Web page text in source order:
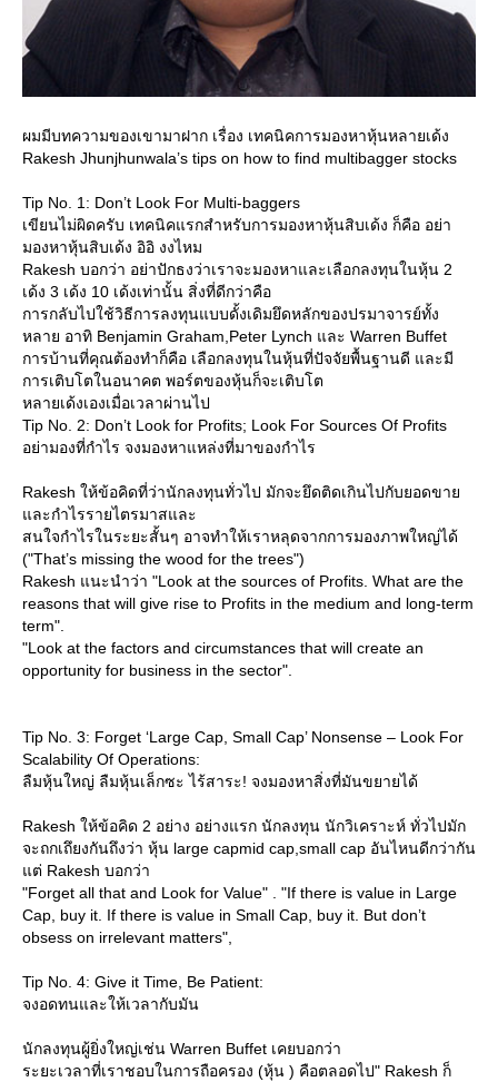
ผมมีบทความของเขามาฝาก เรื่อง เทคนิคการมองหาหุ้นหลายเด้ง
Rakesh Jhunjhunwala’s tips on how to find multibagger stocks
Tip No. 1: Don’t Look For Multi-baggers
เขียนไม่ผิดครับ เทคนิคแรกสำหรับการมองหาหุ้นสิบเด้ง ก็คือ อย่า
มองหาหุ้นสิบเด้ง อิอิ งงไหม
Rakesh บอกว่า อย่าปักธงว่าเราจะมองหาและเลือกลงทุนในหุ้น 2
เด้ง 3 เด้ง 10 เด้งเท่านั้น สิ่งที่ดีกว่าคือ
การกลับไปใช้วิธีการลงทุนแบบดั้งเดิมยึดหลักของปรมาจารย์ทั้ง
หลาย อาทิ Benjamin Graham,Peter Lynch และ Warren Buffet
การบ้านที่คุณต้องทำก็คือ เลือกลงทุนในหุ้นที่ปัจจัยพื้นฐานดี และมี
การเติบโตในอนาคต พอร์ตของหุ้นก็จะเติบโต
หลายเด้งเองเมื่อเวลาผ่านไป
Tip No. 2: Don’t Look for Profits; Look For Sources Of Profits
อย่ามองที่กำไร จงมองหาแหล่งที่มาของกำไร
Rakesh ให้ข้อคิดที่ว่านักลงทุนทั่วไป มักจะยึดติดเกินไปกับยอดขา
ละกำไรรายไตรมาสและ
สนใจกำไรในระยะสั้นๆ อาจทำให้เราหลุดจากการมองภาพใหญ่ได้
("That’s missing the wood for the trees")
Rakesh แนะนำว่า "Look at the sources of Profits. What are the
reasons that will give rise to Profits in the medium and long-term
term".
"Look at the factors and circumstances that will create an
opportunity for business in the sector".
Tip No. 3: Forget ‘Large Cap, Small Cap’ Nonsense – Look For
Scalability Of Operations:
ลืมหุ้นใหญ่ ลืมหุ้นเล็กซะ ไร้สาระ! จงมองหาสิ่งที่มันขยายได้
Rakesh ให้ข้อคิด 2 อย่าง อย่างแรก นักลงทุน นักวิเคราะห์ ทั่วไปมัก
จะถกเถึยงกันถึงว่า หุ้น large capmid cap,small cap อันไหนดีกว่ากัน
ต่ Rakesh บอกว่า
"Forget all that and Look for Value" . "If there is value in Large
Cap, buy it. If there is value in Small Cap, buy it. But don’t
obsess on irrelevant matters",
Tip No. 4: Give it Time, Be Patient:
จงอดทนและให้เวลากับมัน
นักลงทุนผู้ยิ่งใหญ่เช่น Warren Buffet เคยบอกว่า
ระยะเวลาที่เราชอบในการถือครอง (หุ้น ) คือตลอดไป" Rakesh ก็